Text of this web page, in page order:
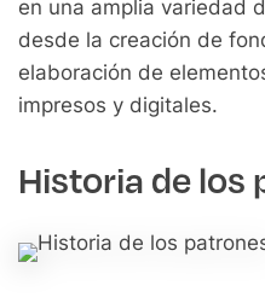
en una amplia variedad
desde la creación de
elaboración de
impresos y digitales.
Historia de los